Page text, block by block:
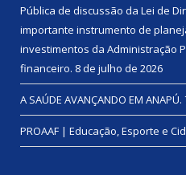
Pública de discussão da Lei de
importante instrumento de
investimentos da Administração
financeiro. 8 de julho de 2026
A SAÚDE AVANÇANDO EM ANAPÚ.
PROAAF | Educação, Esporte e